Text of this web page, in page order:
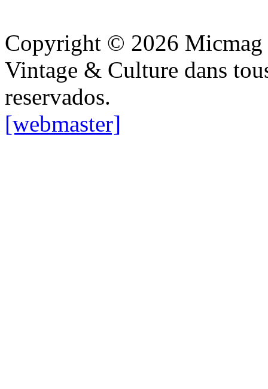
Copyright © 2026 Micmag
Vintage & Culture dans
reservados.
[webmaster]